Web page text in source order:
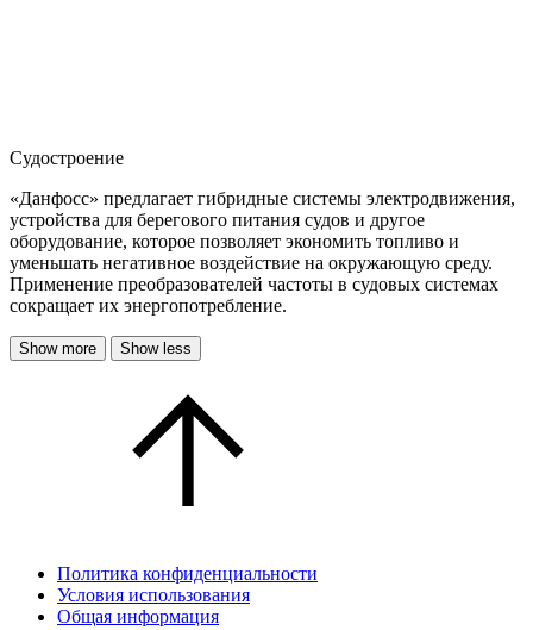
Судостроение
«Данфосс» предлагает гибридные системы электродвижения,
устройства для берегового питания судов и другое
оборудование, которое позволяет экономить топливо и
уменьшать негативное воздействие на окружающую среду.
Применение преобразователей частоты в судовых системах
сокращает их энергопотребление.
Show more Show less
Политика конфиденциальности
Условия использования
Общая информация